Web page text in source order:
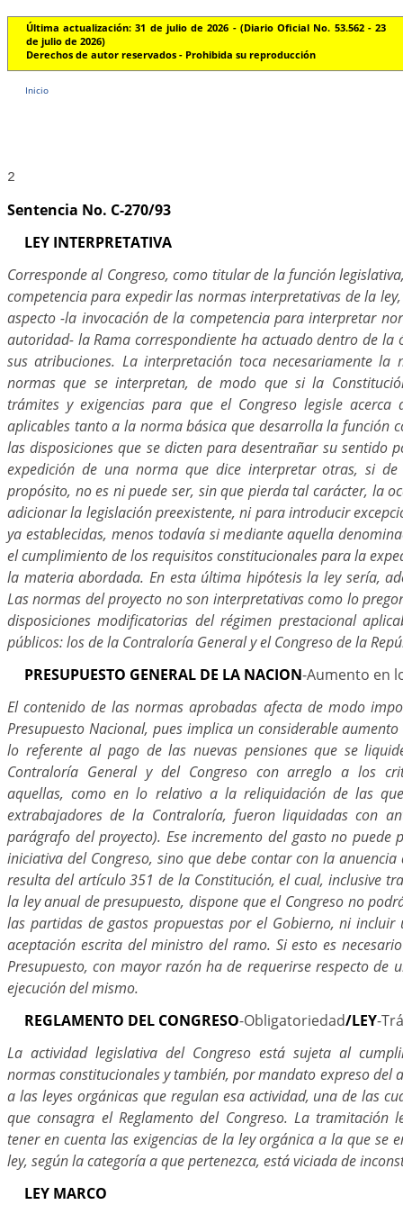
Última actualización: 31 de julio de 2026 - (Diario Oficial No. 53.562 - 23
de julio de 2026)
Derechos de autor reservados - Prohibida su reproducción
Inicio
2
Sentencia No. C-270/93
LEY INTERPRETATIVA
Corresponde al Congreso, como titular de la función
competencia para expedir las normas interpretativas de la
aspecto -la invocación de la competencia para interpretar
autoridad- la Rama correspondiente ha actuado dentro de la
sus atribuciones. La interpretación toca necesariamente
normas que se interpretan, de modo que si la
trámites y exigencias para que el Congreso legisle
aplicables tanto a la norma básica que desarrolla la función
las disposiciones que se dicten para desentrañar su sentido
expedición de una norma que dice interpretar otras, si de
propósito, no es ni puede ser, sin que pierda tal carácter, la
adicionar la legislación preexistente, ni para introducir
ya establecidas, menos todavía si mediante aquella
el cumplimiento de los requisitos constitucionales para la
la materia abordada. En esta última hipótesis la ley sería,
Las normas del proyecto no son interpretativas como lo
disposiciones modificatorias del régimen prestacional
públicos: los de la Contraloría General y el Congreso de la
PRESUPUESTO GENERAL DE LA NACION-Aumento en
El contenido de las normas aprobadas afecta de modo
Presupuesto Nacional, pues implica un considerable
lo referente al pago de las nuevas pensiones que se
Contraloría General y del Congreso con arreglo a los
aquellas, como en lo relativo a la reliquidación de las
extrabajadores de la Contraloría, fueron liquidadas con
parágrafo del proyecto). Ese incremento del gasto no puede
iniciativa del Congreso, sino que debe contar con la
resulta del artículo 351 de la Constitución, el cual, inclusive
la ley anual de presupuesto, dispone que el Congreso no
las partidas de gastos propuestas por el Gobierno, ni incluir
aceptación escrita del ministro del ramo. Si esto es
Presupuesto, con mayor razón ha de requerirse respecto de
ejecución del mismo.
REGLAMENTO DEL CONGRESO-Obligatoriedad/LEY-
La actividad legislativa del Congreso está sujeta al
normas constitucionales y también, por mandato expreso del
a las leyes orgánicas que regulan esa actividad, una de las
que consagra el Reglamento del Congreso. La tramitación
tener en cuenta las exigencias de la ley orgánica a la que se
ley, según la categoría a que pertenezca, está viciada de
LEY MARCO